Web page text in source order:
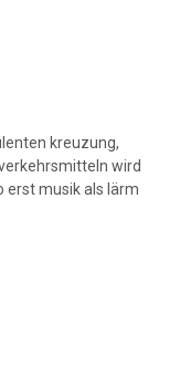
kreuzung,
wird
erst musik als lärm